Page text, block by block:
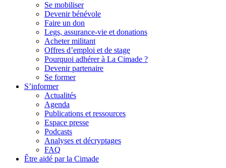
Se mobiliser
Devenir bénévole
Faire un don
Legs, assurance-vie et donations
Acheter militant
Offres d’emploi et de stage
Pourquoi adhérer à La Cimade ?
Devenir partenaire
Se former
S’informer
Actualités
Agenda
Publications et ressources
Espace presse
Podcasts
Analyses et décryptages
FAQ
Être aidé par la Cimade